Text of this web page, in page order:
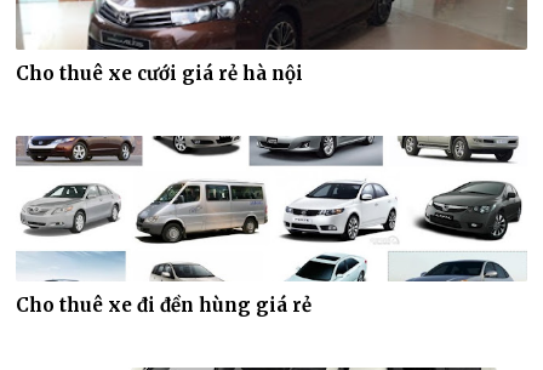
Cho thuê xe cưới giá rẻ hà nội
Cho thuê xe đi đền hùng giá rẻ